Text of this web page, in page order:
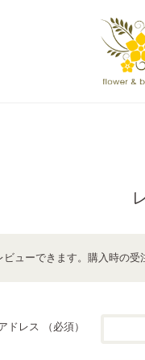
ューできます。購入時の受
ドレス （必須）